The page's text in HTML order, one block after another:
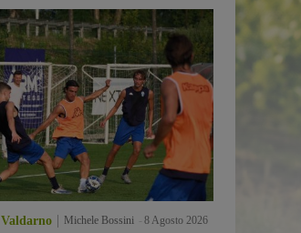
Michele Bossini 8 Agosto 2026